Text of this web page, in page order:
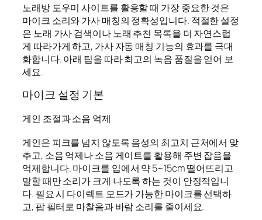
노래방 도우미 사이트를 활용할 때 가장 중요한 것은
마이크 소리와 가사 매칭의 정확성입니다. 적절한 설정
은 노래 가사 검색이나 노래 추천 목록을 더 자연스럽
게 따라가게 하고, 가사 자동 매칭 기능의 효과를 극대
화합니다. 아래 팁을 따라 최고의 녹음 품질을 얻어 보
세요.
마이크 설정 기본
게인 조절과 소음 억제
게인은 피크를 넘지 않도록 음성의 최고치 근처에서 맞
추고, 소음 억제나 소음 게이트를 활용해 주변 잡음을
억제합니다. 마이크를 입에서 약 5~15cm 떨어뜨리고
말할 때만 소리가 크게 나도록 하는 것이 안정적입니
다. 필요 시 다이렉트 모드가 가능한 마이크를 선택하
고, 팝 필터로 마찰음과 바람 소리를 줄이세요.